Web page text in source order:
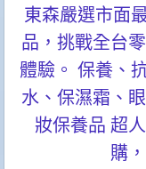
東森嚴選市面
品，挑戰全台
體驗。 保養、
水、保濕霜、
妝保養品 超
購